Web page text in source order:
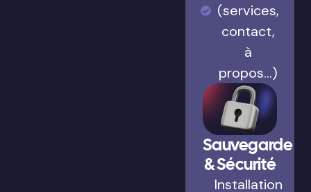
(services,
contact,
à
propos…)
Sauvegarde
& Sécurité
Installation